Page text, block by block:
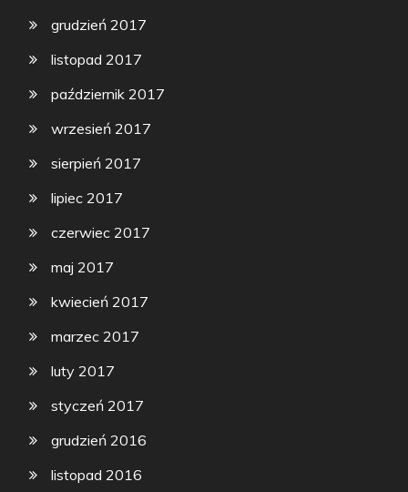
grudzień 2017
listopad 2017
październik 2017
wrzesień 2017
sierpień 2017
lipiec 2017
czerwiec 2017
maj 2017
kwiecień 2017
marzec 2017
luty 2017
styczeń 2017
grudzień 2016
listopad 2016